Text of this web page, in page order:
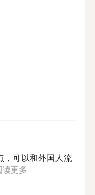
，可以和外国人流
读更多